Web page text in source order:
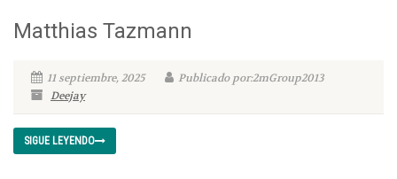
Matthias Tazmann
11 septiembre, 2025
Publicado por:2mGroup2013
Deejay
SIGUE LEYENDO